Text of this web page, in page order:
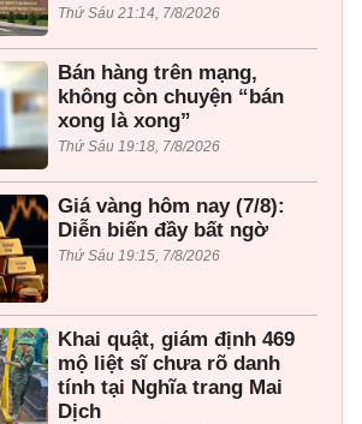
Thứ Sáu 21:14, 7/8/2026
Bán hàng trên mạng,
không còn chuyện “bán
xong là xong”
Thứ Sáu 19:18, 7/8/2026
Giá vàng hôm nay (7/8):
Diễn biến đầy bất ngờ
Thứ Sáu 19:15, 7/8/2026
Khai quật, giám định 469
mộ liệt sĩ chưa rõ danh
tính tại Nghĩa trang Mai
Dịch